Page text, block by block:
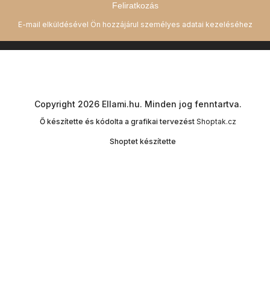
Feliratkozás
Shoptet készítette
Copyright 2026 Ellami.hu. Minden jog fenntartva.
Ő készítette és kódolta a grafikai tervezést Shoptak.cz